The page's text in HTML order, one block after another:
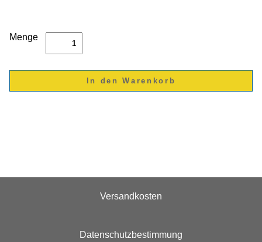
Menge
Versandkosten
Datenschutzbestimmung